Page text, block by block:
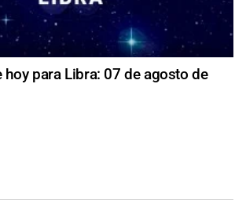
para Libra: 07 de agosto de